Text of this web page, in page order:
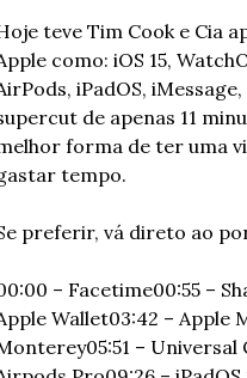
teve Tim Cook e Cia
como: iOS 15,
iPadOS,
de apenas 11
forma de ter uma
tempo.
preferir, vá direto ao
– Facetime00:55 –
Wallet03:42 – Apple
05:51 –